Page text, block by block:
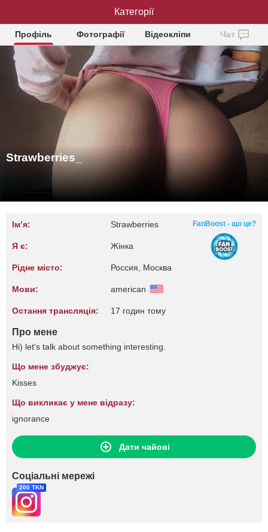
Strawberries_
Профіль Фотографії Відеокліпи Чат
Strawberries_
Ім’я: Strawberries
Я є: Жінка
Рідне місто: Россия, Москва
Мови: american
Остання трансляція: 17 годин тому
FanBoost - що це?
Про мене
Hi) let's talk about something interesting.
Що мене збуджує:
Kisses
Що викликає у мене відразу:
ignorance
Дати чайові
Соціальні мережі
200 TKN
Категорії